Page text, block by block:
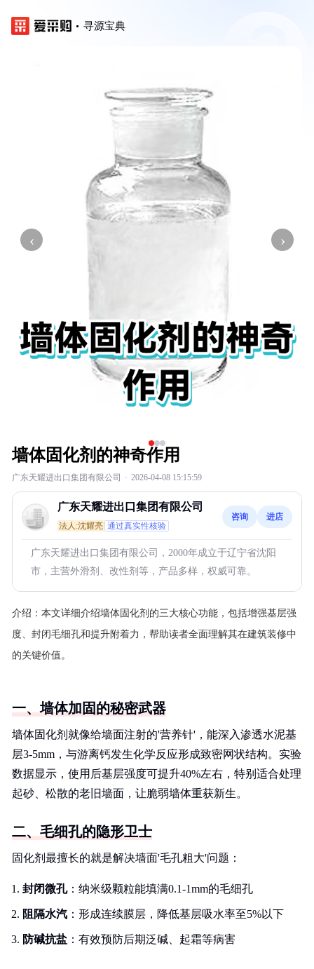
寻源宝典
‹ ›
墙体固化剂的神奇作用
广东天耀进出口集团有限公司 · 2026-04-08 15:15:59
广东天耀进出口集团有限公司
法人:沈耀亮 通过真实性核验
咨询 进店
广东天耀进出口集团有限公司，2000年成立于辽宁省沈阳
市，主营外滑剂、改性剂等，产品多样，权威可靠。
介绍： 本文详细介绍墙体固化剂的三大核心功能，包括增强基层强
度、封闭毛细孔和提升附着力，帮助读者全面理解其在建筑装修中
的关键价值。
一、墙体加固的秘密武器
墙体固化剂就像给墙面注射的'营养针'，能深入渗透水泥基
层3-5mm，与游离钙发生化学反应形成致密网状结构。实验
数据显示，使用后基层强度可提升40%左右，特别适合处理
起砂、松散的老旧墙面，让脆弱墙体重获新生。
二、毛细孔的隐形卫士
固化剂最擅长的就是解决墙面'毛孔粗大'问题：
封闭微孔：纳米级颗粒能填满0.1-1mm的毛细孔
阻隔水汽 ：形成连续膜层，降低基层吸水率至5%以下
防碱抗盐 ：有效预防后期泛碱、起霜等病害